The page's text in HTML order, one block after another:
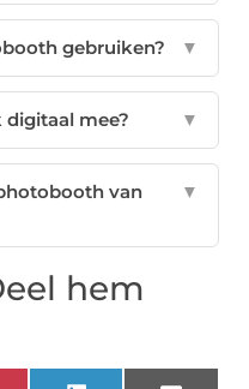
gebruiken? ▼
digitaal mee? ▼
van
▼
hem